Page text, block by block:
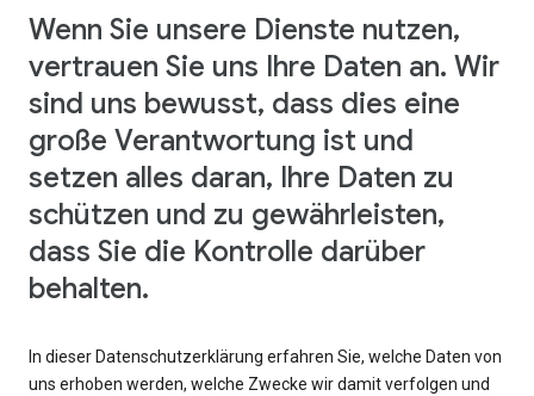
Wenn Sie unsere Dienste nutzen,
vertrauen Sie uns Ihre Daten an. Wir
sind uns bewusst, dass dies eine
große Verantwortung ist und
setzen alles daran, Ihre Daten zu
schützen und zu gewährleisten,
dass Sie die Kontrolle darüber
behalten.
In dieser Datenschutzerklärung erfahren Sie, welche Daten von
uns erhoben werden, welche Zwecke wir damit verfolgen und